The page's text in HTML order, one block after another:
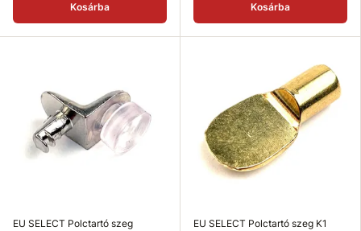
Kosárba Kosárba
EU SELECT Polctartó szeg
EU SELECT Polctartó szeg K1